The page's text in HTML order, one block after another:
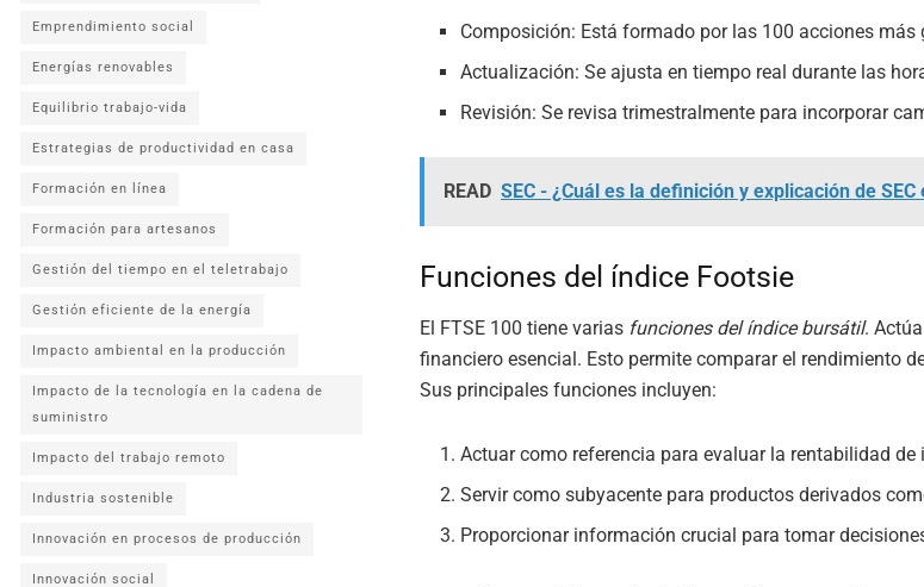
Composición: Está formado por las 100 acciones
Actualización: Se ajusta en tiempo real durante las
Revisión: Se revisa trimestralmente para incorporar
READ SEC - ¿Cuál es la definición y explicación de
Funciones del índice Footsie
El FTSE 100 tiene varias funciones del índice bursátil.
financiero esencial. Esto permite comparar el rendimiento
Sus principales funciones incluyen:
Actuar como referencia para evaluar la rentabilidad de
Servir como subyacente para productos derivados
Proporcionar información crucial para tomar
Emprendimiento social
Energías renovables
Equilibrio trabajo-vida
Estrategias de productividad en casa
Formación en línea
Formación para artesanos
Gestión del tiempo en el teletrabajo
Gestión eficiente de la energía
Impacto ambiental en la producción
Impacto de la tecnología en la cadena de
suministro
Impacto del trabajo remoto
Industria sostenible
Innovación en procesos de producción
Innovación social